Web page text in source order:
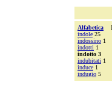
Alfabetica [
indole 25
indossino 1
indotti 1
indotto 3
indubitati 1
induce 1
indugio 5